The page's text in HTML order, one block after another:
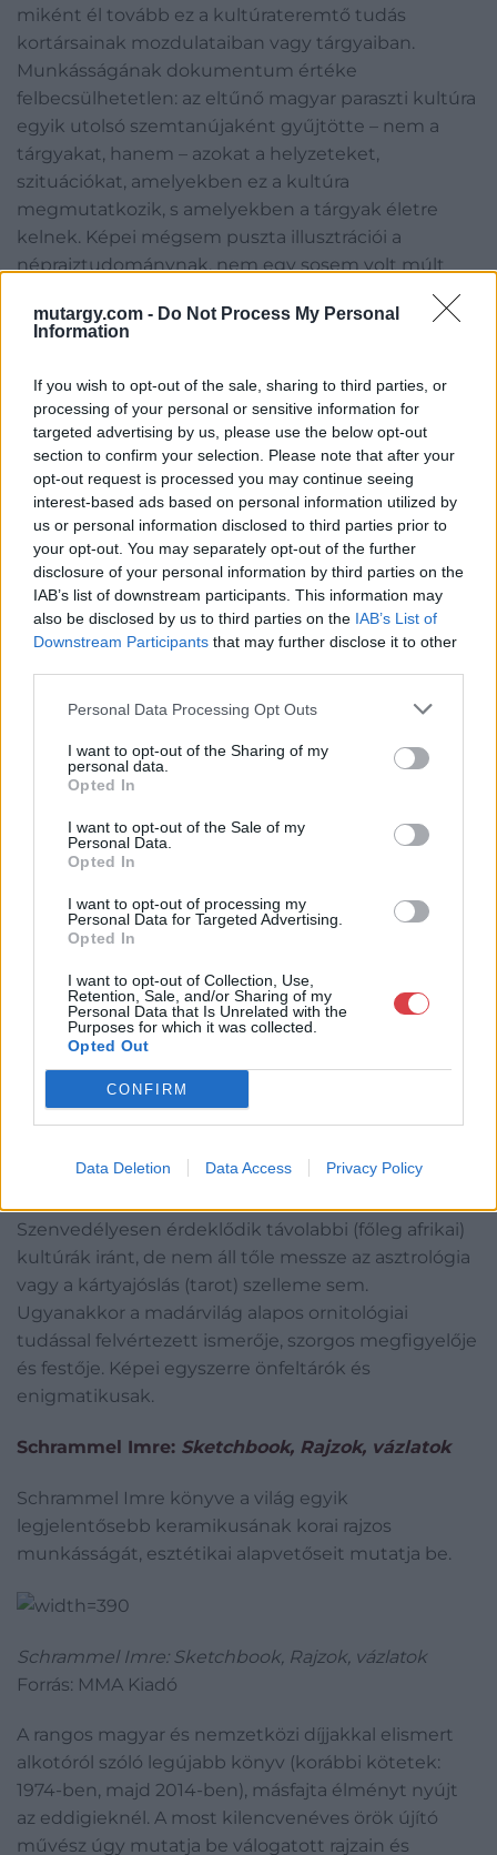
mutargy.com - Do Not Process My Personal
Information
If you wish to opt-out of the sale, sharing to third parties, or
processing of your personal or sensitive information for
targeted advertising by us, please use the below opt-out
section to confirm your selection. Please note that after your
opt-out request is processed you may continue seeing
interest-based ads based on personal information utilized by
us or personal information disclosed to third parties prior to
your opt-out. You may separately opt-out of the further
disclosure of your personal information by third parties on the
IAB’s list of downstream participants. This information may
also be disclosed by us to third parties on the IAB’s List of
Downstream Participants that may further disclose it to other
Personal Data Processing Opt Outs
I want to opt-out of the Sharing of my
personal data.
Opted In
I want to opt-out of the Sale of my
Personal Data.
Opted In
I want to opt-out of processing my
Personal Data for Targeted Advertising.
Opted In
I want to opt-out of Collection, Use,
Retention, Sale, and/or Sharing of my
Personal Data that Is Unrelated with the
Purposes for which it was collected.
Opted Out
CONFIRM
Data Deletion Data Access Privacy Policy
miként él tovább ez a kultúrateremtő tudás
kortársainak mozdulataiban vagy tárgyaiban.
Munkásságának dokumentum értéke
felbecsülhetetlen: az eltűnő magyar paraszti kultúra
egyik utolsó szemtanújaként gyűjtötte – nem a
tárgyakat, hanem – azokat a helyzeteket,
szituációkat, amelyekben ez a kultúra
megmutatkozik, s amelyekben a tárgyak életre
kelnek. Képei mégsem puszta illusztrációi a
néprajztudománynak, nem egy sosem volt múlt
Nagy Károly Zsolt: Kunkovács c. könyvének borítója
Forrás: MMA Kiadó
Kunkovácscímű album egy elképesztő fotós
életmű bemutatása, ahol a monográfus több mint
200 fotó bemutatásával illusztrálja, miként ér össze
az alkotó munkáiban fotóművészet és
néprajztudomány.
Fábián László:Szemadám György, Quodlibet
magyar festészetben – még az elmúlt század
hetvenes éveinek elején. Akarva-akaratlan
egyszerre szervezője is lett a formálódó magyar új
avantgárdnak, amelynek eszmeiségét, gondolati
frissességét máig őrzi jellegzetes festményeiben,
assemblage-aiban vagy éppen műfajilag
ötletei bizonyos értelemben a szürrealizmus szabad
asszociációs konstrukcióira hajaznak, ám sokkal
irodalmias tartalomhoz – hangsúlyos népművészeti
áthallásokkal, a dadára emlékeztető poénokkal.
Fábián László: Szemadám György, Quodlibet c.
Forrás: MMA Kiadó
Szenvedélyesen érdeklődik távolabbi (főleg afrikai)
kultúrák iránt, de nem áll tőle messze az asztrológia
vagy a kártyajóslás (tarot) szelleme sem.
Ugyanakkor a madárvilág alapos ornitológiai
tudással felvértezett ismerője, szorgos megfigyelője
és festője. Képei egyszerre önfeltárók és
enigmatikusak.
Schrammel Imre: Sketchbook, Rajzok, vázlatok
Schrammel Imre könyve a világ egyik
legjelentősebb keramikusának korai rajzos
munkásságát, esztétikai alapvetőseit mutatja be.
Schrammel Imre: Sketchbook, Rajzok, vázlatok
Forrás: MMA Kiadó
A rangos magyar és nemzetközi díjjakkal elismert
alkotóról szóló legújabb könyv (korábbi kötetek:
1974-ben, majd 2014-ben), másfajta élményt nyújt
az eddigieknél. A most kilencvenéves örök újító
művész úgy mutatja be válogatott rajzain és